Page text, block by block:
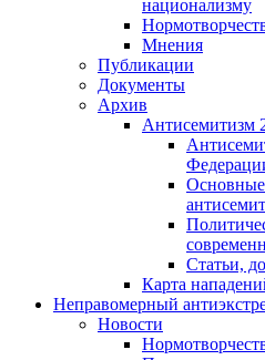
национализму
Мнения
Публикации
Документы
Архив
Антисемитизм
Основные
Статьи,
Карта
Неправомерный
Новости